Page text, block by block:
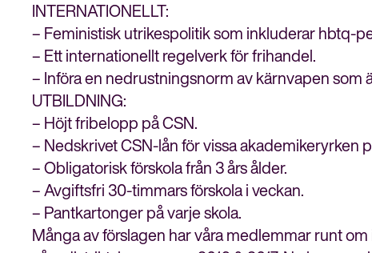
INTERNATIONELLT:
– Feministisk utrikespolitik som inkluderar hbtq-
– Ett internationellt regelverk för frihandel.
– Införa en nedrustningsnorm av kärnvapen
UTBILDNING:
– Höjt fribelopp på CSN.
– Nedskrivet CSN-lån för vissa akademikeryrken
– Obligatorisk förskola från 3 års ålder.
– Avgiftsfri 30-timmars förskola i veckan.
– Pantkartonger på varje skola.
Många av förslagen har våra medlemmar runt